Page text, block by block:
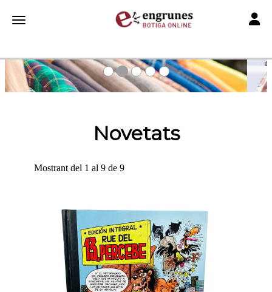
Toggle navigation
Novetats
Mostrant del 1 al 9 de 9